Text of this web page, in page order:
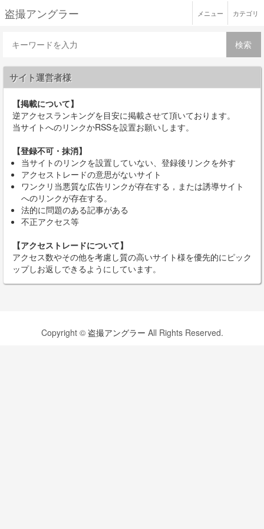
盗撮アングラー メニュー カテゴリ
検索
サイト運営者様
【掲載について】
逆アクセスランキングを目安に掲載させて頂いております。
当サイトへのリンクかRSSを設置お願いします。
【登録不可・抹消】
当サイトのリンクを設置していない、登録後リンクを外す
アクセストレードの意思がないサイト
ワンクリ当悪質な広告リンクが存在する，または誘導サイト
へのリンクが存在する。
法的に問題のある記事がある
不正アクセス等
【アクセストレードについて】
アクセス数やその他を考慮し質の高いサイト様を優先的にピック
ップしお返しできるようにしています。
Copyright © 盗撮アングラー All Rights Reserved.